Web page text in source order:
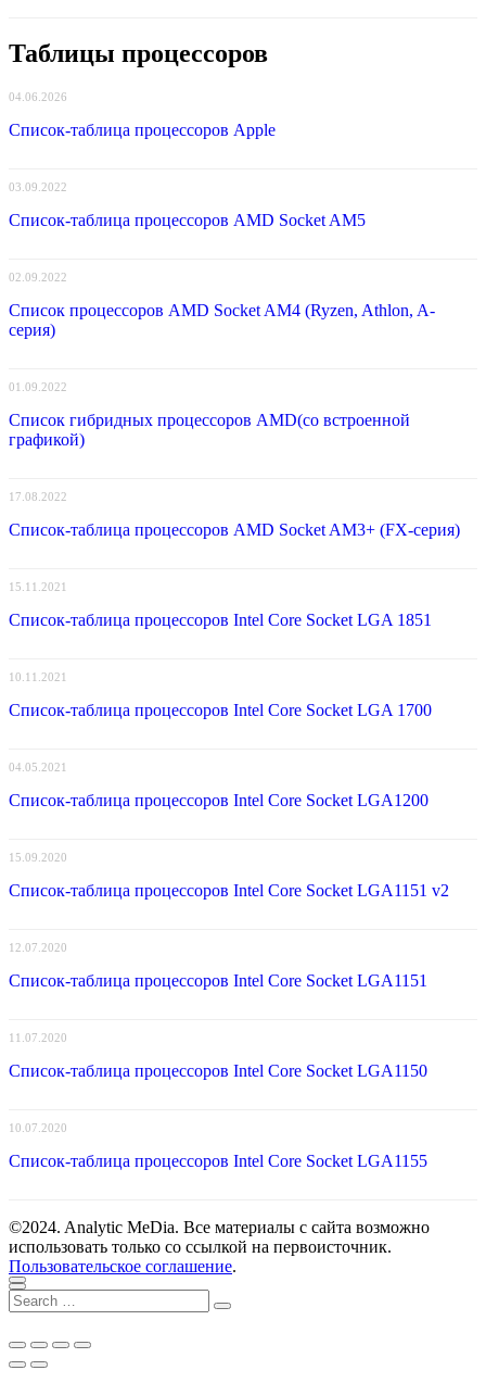
Таблицы процессоров
04.06.2026
Список-таблица процессоров Apple
03.09.2022
Список-таблица процессоров AMD Socket AM5
02.09.2022
Список процессоров AMD Socket AM4 (Ryzen, Athlon, A-
серия)
01.09.2022
Список гибридных процессоров AMD(со встроенной
графикой)
17.08.2022
Список-таблица процессоров AMD Socket AM3+ (FX-серия)
15.11.2021
Список-таблица процессоров Intel Core Socket LGA 1851
10.11.2021
Список-таблица процессоров Intel Core Socket LGA 1700
04.05.2021
Список-таблица процессоров Intel Core Socket LGA1200
15.09.2020
Список-таблица процессоров Intel Core Socket LGA1151 v2
12.07.2020
Список-таблица процессоров Intel Core Socket LGA1151
11.07.2020
Список-таблица процессоров Intel Core Socket LGA1150
10.07.2020
Список-таблица процессоров Intel Core Socket LGA1155
©2024. Analytic MeDia. Все материалы с сайта возможно
использовать только со ссылкой на первоисточник.
Пользовательское соглашение.
Scroll
to
Close
Search
for:
Search